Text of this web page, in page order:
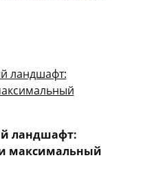
ландшафт:
максимальный